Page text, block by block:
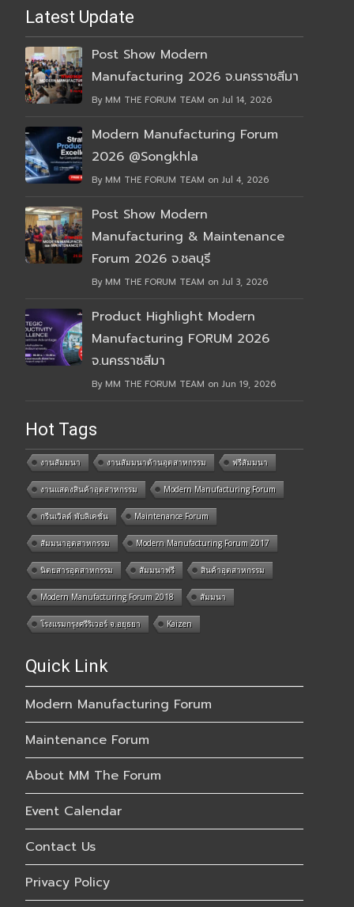
Latest Update
Post Show Modern
Manufacturing 2026 จ.นครราชสีมา
By MM THE FORUM TEAM on Jul 14, 2026
Modern Manufacturing Forum
2026 @Songkhla
By MM THE FORUM TEAM on Jul 4, 2026
Post Show Modern
Manufacturing & Maintenance
Forum 2026 จ.ชลบุรี
By MM THE FORUM TEAM on Jul 3, 2026
Product Highlight Modern
Manufacturing FORUM 2026
จ.นครราชสีมา
By MM THE FORUM TEAM on Jun 19, 2026
Hot Tags
งานสัมมนา งานสัมมนาด้านอุตสาหกรรม ฟรีสัมมนา
งานแสดงสินค้าอุตสาหกรรม Modern Manufacturing Forum
กรีนเวิลด์ พับลิเคชั่น Maintenance Forum
สัมมนาอุตสาหกรรม Modern Manufacturing Forum 2017
นิตยสารอุตสาหกรรม สัมมนาฟรี สินค้าอุตสาหกรรม
Modern Manufacturing Forum 2018 สัมมนา
โรงแรมกรุงศรีริเวอร์ จ.อยุธยา Kaizen
Quick Link
Modern Manufacturing Forum
Maintenance Forum
About MM The Forum
Event Calendar
Contact Us
Privacy Policy